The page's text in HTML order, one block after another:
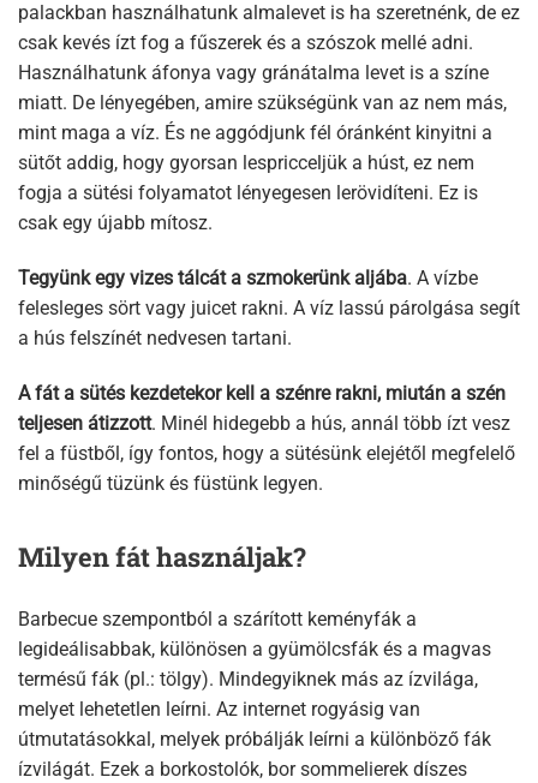
palackban használhatunk almalevet is ha szeretnénk, de ez
csak kevés ízt fog a fűszerek és a szószok mellé adni.
Használhatunk áfonya vagy gránátalma levet is a színe
miatt. De lényegében, amire szükségünk van az nem más,
mint maga a víz. És ne aggódjunk fél óránként kinyitni a
sütőt addig, hogy gyorsan lespricceljük a húst, ez nem
fogja a sütési folyamatot lényegesen lerövidíteni. Ez is
csak egy újabb mítosz.
Tegyünk egy vizes tálcát a szmokerünk aljába. A vízbe
felesleges sört vagy juicet rakni. A víz lassú párolgása segít
a hús felszínét nedvesen tartani.
A fát a sütés kezdetekor kell a szénre rakni, miután a szén
teljesen átizzott. Minél hidegebb a hús, annál több ízt vesz
fel a füstből, így fontos, hogy a sütésünk elejétől megfelelő
minőségű tüzünk és füstünk legyen.
Milyen fát használjak?
Barbecue szempontból a szárított keményfák a
legideálisabbak, különösen a gyümölcsfák és a magvas
termésű fák (pl.: tölgy). Mindegyiknek más az ízvilága,
melyet lehetetlen leírni. Az internet rogyásig van
útmutatásokkal, melyek próbálják leírni a különböző fák
ízvilágát. Ezek a borkostolók, bor sommelierek díszes